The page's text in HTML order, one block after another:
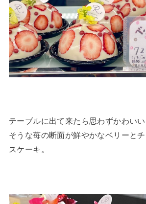
テーブルに出て来たら思わずかわい
そうな苺の断面が鮮やかなベリーと
スケーキ。